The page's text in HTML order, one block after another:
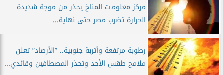
مركز معلومات المناخ يحذر من موجة شديدة
الحرارة تضرب مصر حتى نهاية...
رطوبة مرتفعة وأتربة جنوبية.. ”الأرصاد” تعلن
ملامح طقس الأحد وتحذر المصطافين وقائدي...